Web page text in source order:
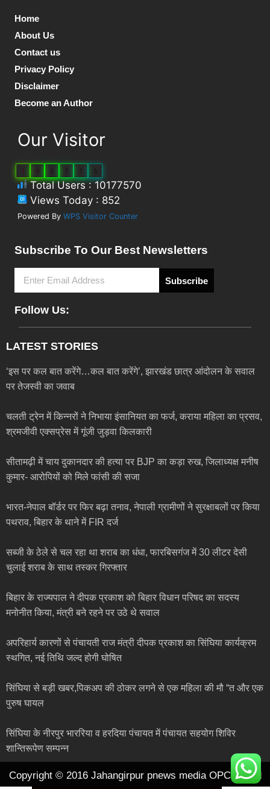
Home
About Us
Contact us
Privacy Policy
Disclaimer
Become an Author
Our Visitor
1 1 7 5
Total Users : 10177570
Views Today : 852
Powered By WPS Visitor Counter
Subscribe To Our Best Newsletters
Subscribe
Follow Us:
LATEST STORIES
‘इस पर कल बात करेंगे…कल बात करेंगे’, झारखंड छात्र आंदोलन के सवाल
पर तेजस्वी का जवाब
चलती ट्रेन में किन्नरों ने निभाया इंसानियत का फर्ज, कराया महिला का प्रसव,
श्रमजीवी एक्सप्रेस में गूंजी जुड़वा किलकारी
सीतामढ़ी में चाय दुकानदार की हत्या पर BJP का कड़ा रुख, जिलाध्यक्ष मनीष
कुमार- आरोपियों को मिले फांसी की सजा
भारत-नेपाल बॉर्डर पर फिर बढ़ा तनाव, नेपाली ग्रामीणों ने सुरक्षाबलों पर किया
पथराव, बिहार के थाने में FIR दर्ज
सब्जी के ठेले से चल रहा था शराब का धंधा, फारबिसगंज में 30 लीटर देसी
चुलाई शराब के साथ तस्कर गिरफ्तार
बिहार के राज्यपाल ने दीपक प्रकाश को बिहार विधान परिषद का सदस्य
मनोनीत किया, मंत्री बने रहने पर उठे थे सवाल
अपरिहार्य कारणों से पंचायती राज मंत्री दीपक प्रकाश का सिंघिया कार्यक्रम
स्थगित, नई तिथि जल्द होगी घोषित
सिंघिया से बड़ी खबर,पिकअप की ठोकर लगने से एक महिला की मौ “त और एक
पुरुष घायल
सिंघिया के नीरपुर भाररिया व हरदिया पंचायत में पंचायत सहयोग शिविर
शान्तिरूपेण सम्पन्न
Copyright © 2016 Jahangirpur pnews media OPC pvt ltd